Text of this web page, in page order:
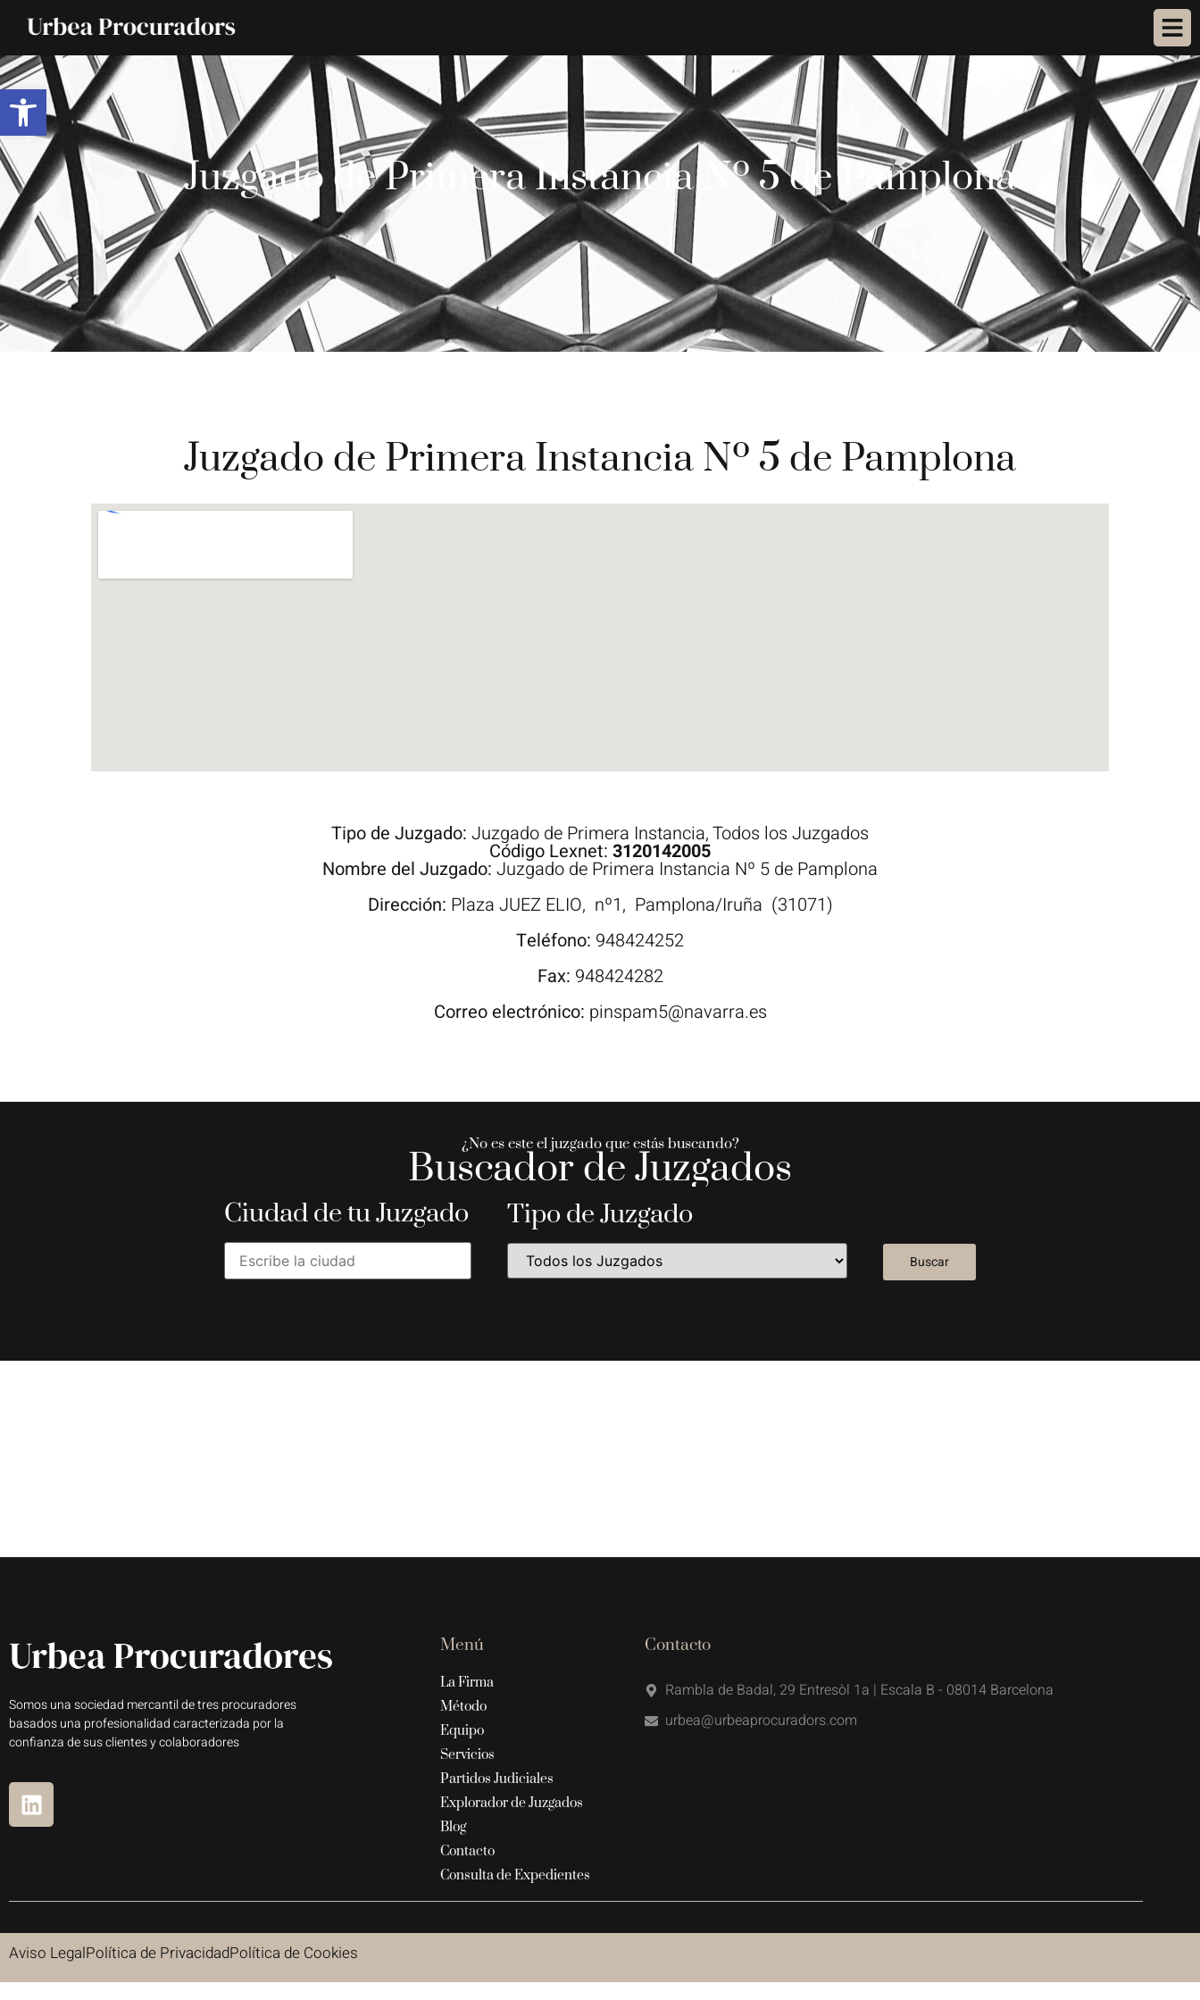
Abrir barra de herramientas
Juzgado de Primera Instancia Nº 5 de Pamplona
Juzgado de Primera Instancia Nº 5 de Pamplona
Tipo de Juzgado: Juzgado de Primera Instancia,Todos los Juzgados
Código Lexnet: 3120142005
Nombre del Juzgado: Juzgado de Primera Instancia Nº 5 de Pamplona
Dirección: Plaza JUEZ ELIO, nº1, Pamplona/Iruña (31071)
Teléfono: 948424252
Fax: 948424282
Correo electrónico: pinspam5@navarra.es
¿No es este el juzgado que estás buscando?
Buscador de Juzgados
Ciudad de tu Juzgado Tipo de Juzgado
Somos una sociedad mercantil de tres procuradores
basados una profesionalidad caracterizada por la
confianza de sus clientes y colaboradores
Menú
La Firma
Método
Equipo
Servicios
Partidos Judiciales
Explorador de Juzgados
Blog
Contacto
Consulta de Expedientes
Contacto
Rambla de Badal, 29 Entresòl 1a | Escala B - 08014 Barcelona
urbea@urbeaprocuradors.com
Aviso LegalPolítica de PrivacidadPolítica de Cookies